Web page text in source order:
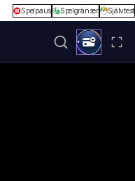
Spelpaus Spelgränser Självtest